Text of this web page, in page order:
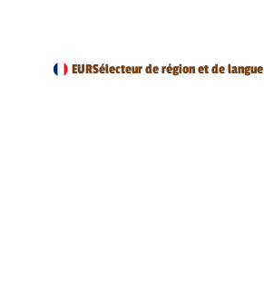
EURSélecteur de région et de langue